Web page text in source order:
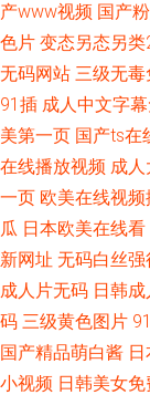
产www视频 国产
色片 变态另态另类
无码网站 三级无毒
91插 成人中文字
美第一页 国产ts在
在线播放视频 成
一页 欧美在线视频
瓜 日本欧美在线看
新网址 无码白丝强
成人片无码 日韩
码 三级黄色图片
国产精品萌白酱
小视频 日韩美女